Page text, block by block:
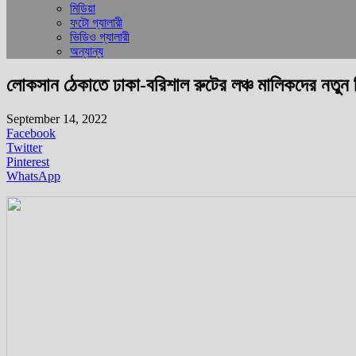
মিডিয়া
ফটো গ্যালারী
ভিডিও গ্যালারী
অন্যান্য
লোকসান ঠেকাতে ঢাকা-বরিশাল রুটের লঞ্চ মালিকদের নতুন
September 14, 2022
Facebook
Twitter
Pinterest
WhatsApp